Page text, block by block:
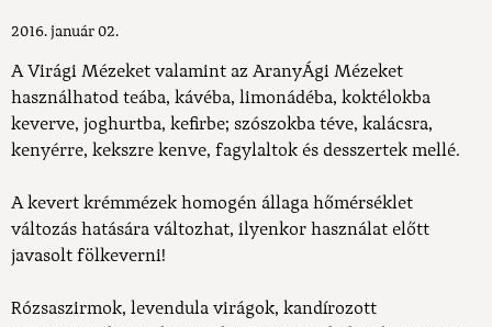
2016. január 02.
A Virági Mézeket valamint az AranyÁgi Mézeket
használhatod teába, kávéba, limonádéba, koktélokba
keverve, joghurtba, kefirbe; szószokba téve, kalácsra,
kenyérre, kekszre kenve, fagylaltok és desszertek mellé.
A kevert krémmézek homogén állaga hőmérséklet
változás hatására változhat, ilyenkor használat előtt
javasolt fölkeverni!
Rózsaszirmok, levendula virágok, kandírozott